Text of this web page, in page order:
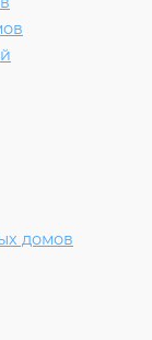
домов